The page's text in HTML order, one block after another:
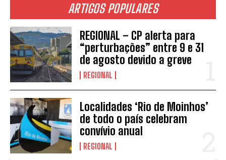
INSCREVER
ARTIGOS POPULARES
REGIONAL – CP alerta para
“perturbações” entre 9 e 31
de agosto devido a greve
REGIONAL
Localidades ‘Rio de Moinhos’
de todo o país celebram
convívio anual
REGIONAL